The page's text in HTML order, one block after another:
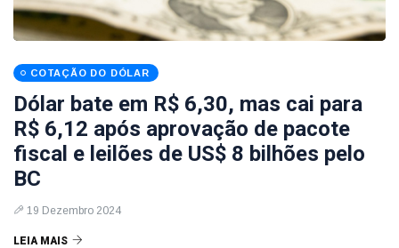
COTAÇÃO DO DÓLAR
Dólar bate em R$ 6,30, mas cai para
R$ 6,12 após aprovação de pacote
fiscal e leilões de US$ 8 bilhões pelo
BC
19 Dezembro 2024
LEIA MAIS